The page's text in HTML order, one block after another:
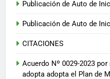
Publicación de Auto de
Publicación de Auto de
CITACIONES
Acuerdo Nº 0029-2023
adopta adopta el Plan de